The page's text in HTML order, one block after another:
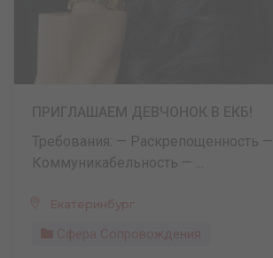
Требования: — Раскрепощенность —
Коммуникабельность — ...
Екатеринбург
Сфера Сопровождения